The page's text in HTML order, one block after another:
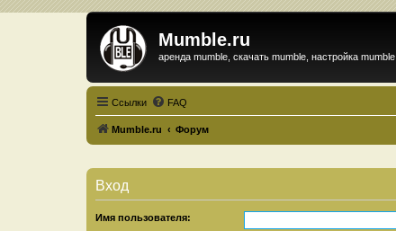
Mumble.ru
аренда mumble, скачать mumble, настройка mumble
Ссылки FAQ
Mumble.ru Форум
Вход
Имя пользователя: